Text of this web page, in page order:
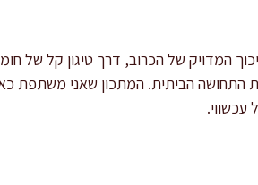
המדויק של הכרוב, דרך טיגון קל של
התחושה הביתית. המתכון שאני משתפת